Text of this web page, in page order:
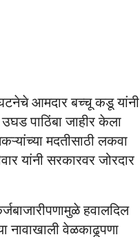
आमदार बच्चू कडू यांनी
पाठिंबा जाहीर केला
मदतीसाठी लकवा
यांनी सरकारवर जोरदार
हवालदिल
नावाखाली वेळकाढूपणा